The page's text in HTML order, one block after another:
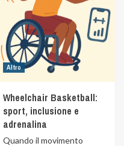
Altro
Wheelchair Basketball:
sport, inclusione e
adrenalina
Quando il movimento